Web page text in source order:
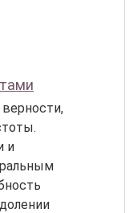
и